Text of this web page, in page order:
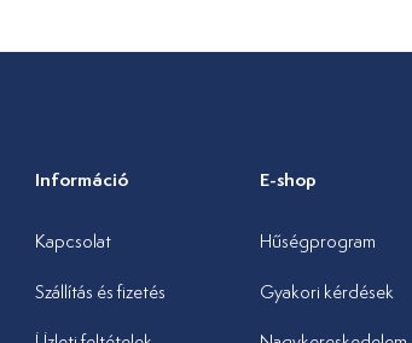
Információ
Kapcsolat
Szállítás és fizetés
E-shop
Hűségprogram
Gyakori kérdések